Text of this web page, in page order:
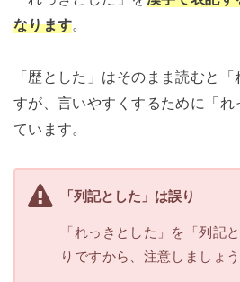
なります。
「歴とした」はそのまま読むと
すが、言いやすくするために「
ています。
「列記とした」は誤り
「れっきとした」を「列記
りですから、注意しましょう